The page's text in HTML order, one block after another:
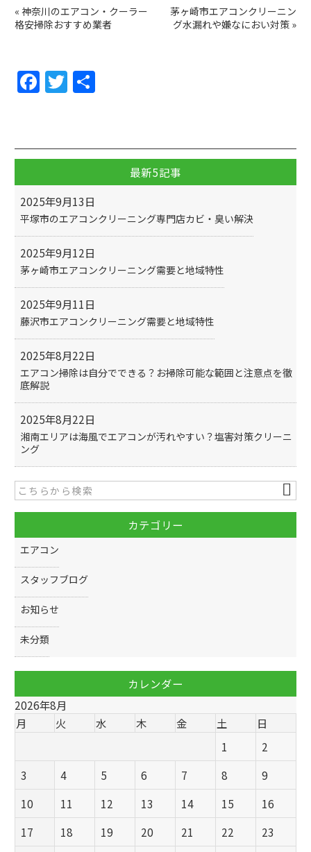
« 神奈川のエアコン・クーラー
格安掃除おすすめ業者
茅ヶ崎市エアコンクリーニン
グ水漏れや嫌なにおい対策 »
F
a
e
o
o
k
T
w
er
最新5記事
平塚市のエアコンクリーニング専門店カビ・臭い解決
2025年9月13日
茅ヶ崎市エアコンクリーニング需要と地域特性
2025年9月12日
藤沢市エアコンクリーニング需要と地域特性
2025年9月11日
エアコン掃除は自分でできる？お掃除可能な範囲と注意点を徹
底解説
2025年8月22日
湘南エリアは海風でエアコンが汚れやすい？塩害対策クリーニ
ング
2025年8月22日
カテゴリー
エアコン
スタッフブログ
お知らせ
未分類
カレンダー
2026年8月
月
火 水 木 金 土
日
1
2
3
4 5 6 7 8
9
10
11 12 13 14 15
16
17
18 19 20 21 22
23